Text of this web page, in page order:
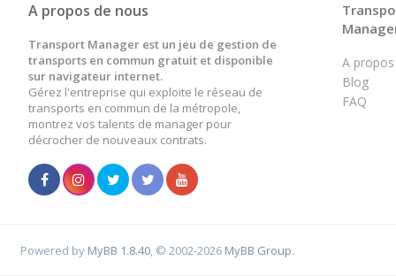
A propos de nous
Transport Manager est un jeu de gestion de
transports en commun gratuit et disponible
sur navigateur internet.
Gérez l'entreprise qui exploite le réseau de
transports en commun de la métropole,
montrez vos talents de manager pour
décrocher de nouveaux contrats.
A propos
Blog
FAQ
Powered by MyBB 1.8.40 , © 2002-2026 MyBB Group.